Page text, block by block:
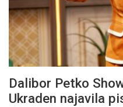
Dalibor Petko
Ukraden najavila